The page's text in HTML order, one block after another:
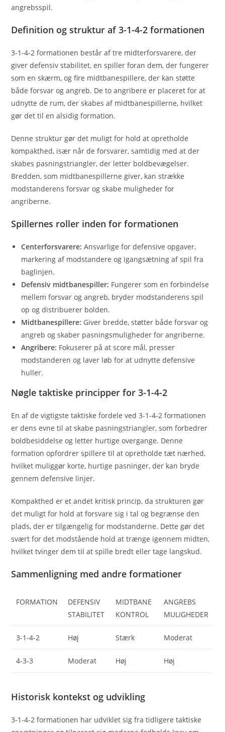
angrebsspil.
Definition og struktur af 3-1-4-2 formationen
3-1-4-2 formationen består af tre midterforsvarere, der
giver defensiv stabilitet, en spiller foran dem, der fungerer
som en skærm, og fire midtbanespillere, der kan støtte
både forsvar og angreb. De to angribere er placeret for at
udnytte de rum, der skabes af midtbanespillerne, hvilket
gør det til en alsidig formation.
Denne struktur gør det muligt for hold at opretholde
kompakthed, især når de forsvarer, samtidig med at der
skabes pasningstriangler, der letter boldbevægelser.
Bredden, som midtbanespillerne giver, kan strække
modstanderens forsvar og skabe muligheder for
angriberne.
Spillernes roller inden for formationen
Centerforsvarere: Ansvarlige for defensive opgaver,
markering af modstandere og igangsætning af spil fra
baglinjen.
Defensiv midtbanespiller: Fungerer som en forbindelse
mellem forsvar og angreb, bryder modstanderens spil
op og distribuerer bolden.
Midtbanespillere: Giver bredde, støtter både forsvar og
angreb og skaber pasningsmuligheder for angriberne.
Angribere: Fokuserer på at score mål, presser
modstanderen og laver løb for at udnytte defensive
huller.
Nøgle taktiske principper for 3-1-4-2
En af de vigtigste taktiske fordele ved 3-1-4-2 formationen
er dens evne til at skabe pasningstriangler, som forbedrer
boldbesiddelse og letter hurtige overgange. Denne
formation opfordrer spillere til at opretholde tæt nærhed,
hvilket muliggør korte, hurtige pasninger, der kan bryde
gennem defensive linjer.
Kompakthed er et andet kritisk princip, da strukturen gør
det muligt for hold at forsvare sig i tal og begrænse den
plads, der er tilgængelig for modstanderne. Dette gør det
svært for det modstående hold at trænge igennem midten,
hvilket tvinger dem til at spille bredt eller tage langskud.
Sammenligning med andre formationer
FORMATION
DEFENSIV
STABILITET
MIDTBANE
KONTROL
ANGREBS
MULIGHEDER
3-1-4-2 Høj Stærk Moderat
4-3-3 Moderat Høj Høj
Historisk kontekst og udvikling
3-1-4-2 formationen har udviklet sig fra tidligere taktiske